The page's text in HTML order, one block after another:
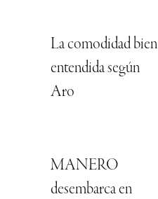
La comodidad bien
entendida según
Aro
MANERO
desembarca en